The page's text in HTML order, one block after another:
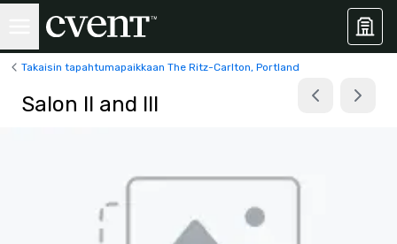
Takaisin tapahtumapaikkaan The Ritz-Carlton, Portland
Salon II and III